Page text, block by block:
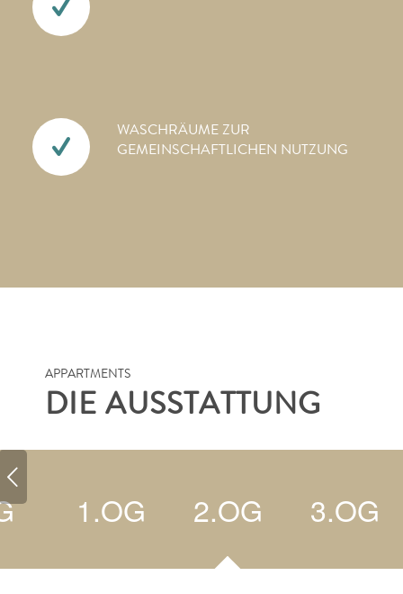
WASCHRÄUME ZUR
GEMEINSCHAFTLICHEN NUTZUNG
APPARTMENTS
DIE AUSSTATTUNG
1.OG 2.OG 3.OG